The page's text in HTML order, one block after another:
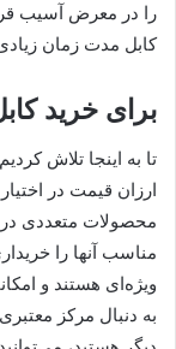
را در معرض آسیب
کابل مدت زمان
برای خرید
تا به اینجا تلاش
ارزان قیمت در
محصولات متعددی در
مناسب آنها را
ویژه‌ای هستند و
به دنبال مرکز